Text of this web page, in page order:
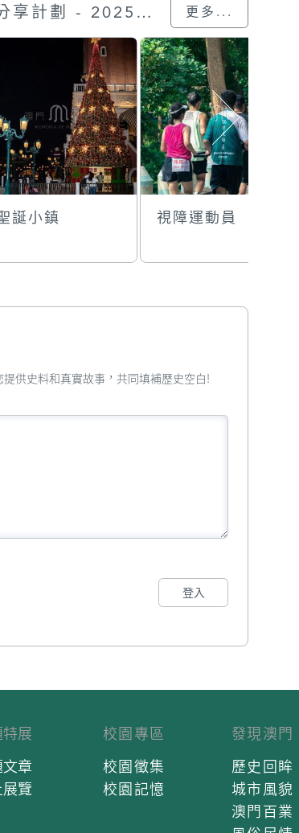
“我的澳門記憶” 圖片分享計劃 - 2025的參與作品 更多...
誕小鎮 視障運動員
提供史料和真實故事，共同填補歷史空白!
登入
展
章
覽
校園專區
校園徵集
校園記憶
發現澳門
歷史回眸
城市風貌
澳門百業